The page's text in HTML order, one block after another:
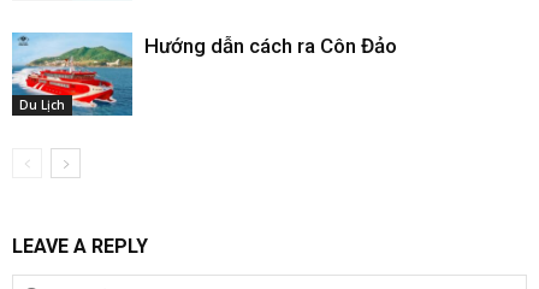
Du Lịch
Hướng dẫn cách ra Côn Đảo
LEAVE A REPLY